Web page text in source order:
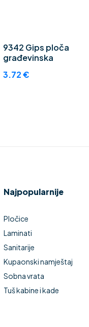
9342 Gips ploča
građevinska
3.72€
Najpopularnije
Pločice
Laminati
Sanitarije
Kupaonski namještaj
Sobna vrata
Tuš kabine i kade